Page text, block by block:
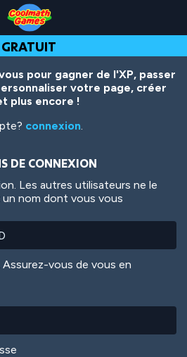
pour gagner de l'XP, passer
votre page, créer
plus encore !
connexion.
DE CONNEXION
Les autres utilisateurs ne le
nom dont vous vous
vous de vous en